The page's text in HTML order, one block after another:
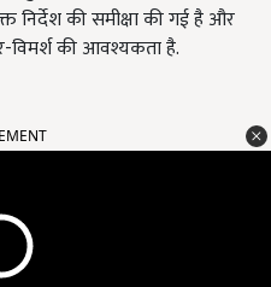
की समीक्षा की गई है और
विमर्श की आवश्यकता है.